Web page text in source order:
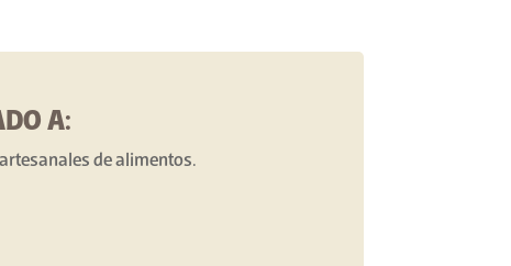
A:
de alimentos.